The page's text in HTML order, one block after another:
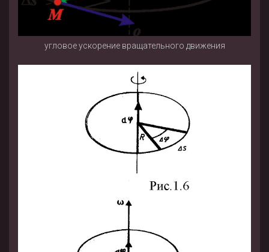
угловое ускорение вращательного движения